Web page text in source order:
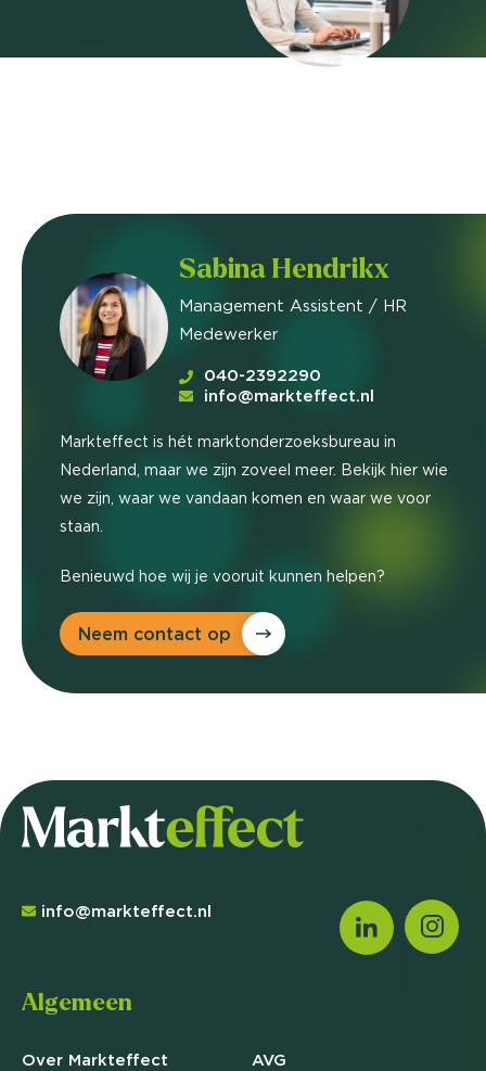
Sabina Hendrikx
Management Assistent / HR
Medewerker
040-2392290
info@markteffect.nl
Markteffect is hét marktonderzoeksbureau in
Nederland, maar we zijn zoveel meer. Bekijk hier wie
we zijn, waar we vandaan komen en waar we voor
staan.
Benieuwd hoe wij je vooruit kunnen helpen?
Neem contact op
info@markteffect.nl
Algemeen
Over Markteffect
AVG